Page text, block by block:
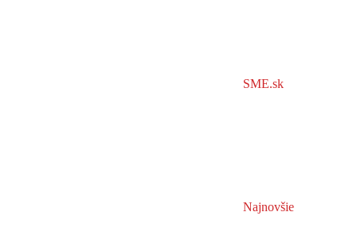
SME.sk
Najnovšie